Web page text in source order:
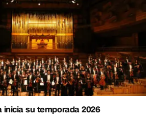
inicia su temporada 2026